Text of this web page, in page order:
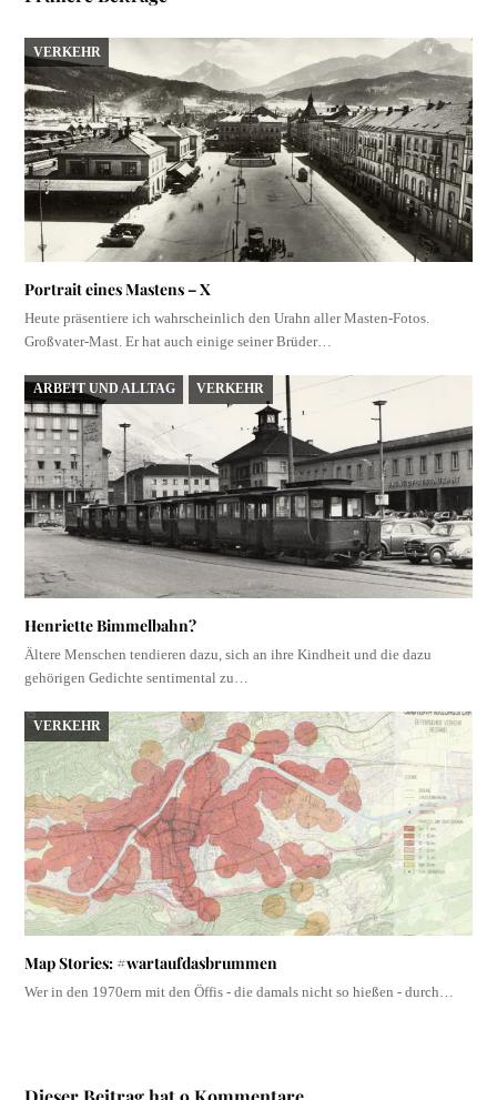
VERKEHR
Portrait eines Mastens – X
Heute präsentiere ich wahrscheinlich den Urahn aller Masten-Fotos.
Großvater-Mast. Er hat auch einige seiner Brüder…
ARBEIT UND ALLTAG VERKEHR
Henriette Bimmelbahn?
Ältere Menschen tendieren dazu, sich an ihre Kindheit und die dazu
gehörigen Gedichte sentimental zu…
VERKEHR
Map Stories: #wartaufdasbrummen
Wer in den 1970ern mit den Öffis - die damals nicht so hießen - durch…